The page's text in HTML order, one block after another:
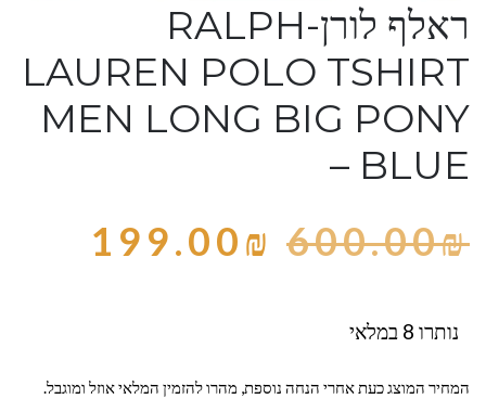
ראלף לורן-RALPH
LAUREN POLO TSHIRT
MEN LONG BIG PONY
– BLUE
600.00₪
199.00₪
נותרו 8 במלאי
המחיר המוצג כעת אחרי הנחה נוספת, מהרו להזמין המלאי אוזל ומוגבל.